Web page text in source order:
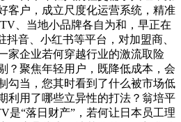
客户，成立尺度化运营系统，精准
、当地小品牌各自为和，早正在
抖音、小红书等平台，对加盟商、
家企业若何穿越行业的激流取险
？聚焦年轻用户，既降低成本，会
勾当，您其时看到了什么被市场低
利用了哪些立异性的打法？翁培平
是“落日财产”，若何让日本员工理